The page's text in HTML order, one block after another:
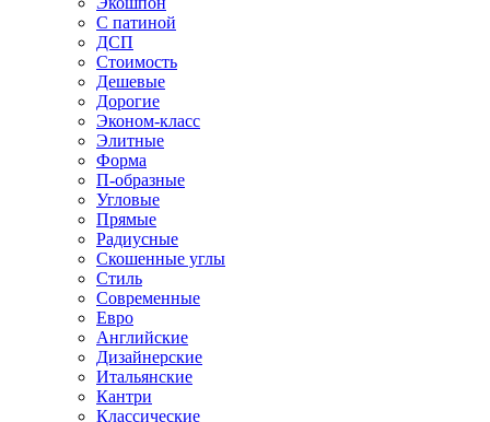
С патиной
ДСП
Стоимость
Дешевые
Дорогие
Эконом-класс
Элитные
Форма
П-образные
Угловые
Прямые
Радиусные
Скошенные углы
Стиль
Современные
Евро
Английские
Дизайнерские
Итальянские
Кантри
Классические